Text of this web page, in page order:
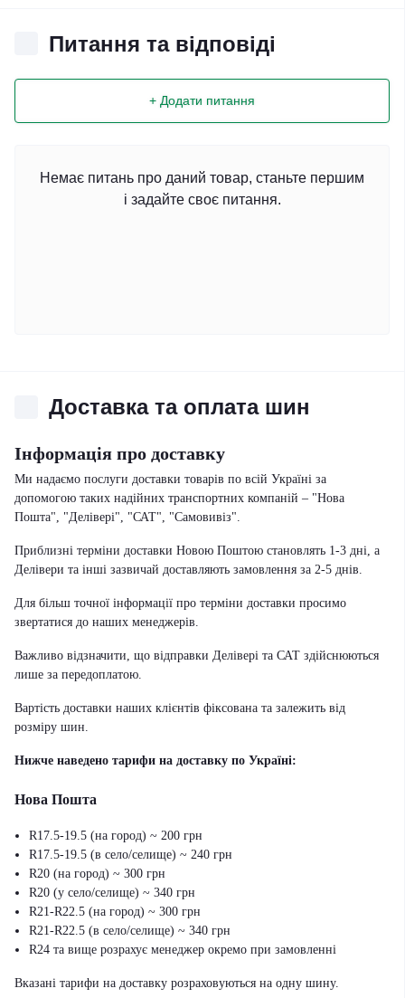
Питання та відповіді
+ Додати питання
Немає питань про даний товар, станьте першим
і задайте своє питання.
Доставка та оплата шин
Інформація про доставку
Ми надаємо послуги доставки товарів по всій Україні за
допомогою таких надійних транспортних компаній – "Нова
Пошта", "Делівері", "САТ", "Самовивіз".
Приблизні терміни доставки Новою Поштою становлять 1-3 дні, а
Делівери та інші зазвичай доставляють замовлення за 2-5 днів.
Для більш точної інформації про терміни доставки просимо
звертатися до наших менеджерів.
Важливо відзначити, що відправки Делівері та САТ здійснюються
лише за передоплатою.
Вартість доставки наших клієнтів фіксована та залежить від
розміру шин.
Нижче наведено тарифи на доставку по Україні:
Нова Пошта
R17.5-19.5 (на город) ~ 200 грн
R17.5-19.5 (в село/селище) ~ 240 грн
R20 (на город) ~ 300 грн
R20 (у село/селище) ~ 340 грн
R21-R22.5 (на город) ~ 300 грн
R21-R22.5 (в село/селище) ~ 340 грн
R24 та вище розрахує менеджер окремо при замовленні
Вказані тарифи на доставку розраховуються на одну шину.